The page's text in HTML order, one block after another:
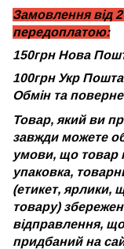
Замовлення від
передоплатою:
150грн Нова
100грн Укр Пошта
Обмін та
Товар, який ви
завжди можете
умови, що товар
упаковка,
(етикет, ярлики,
товару)
відправлення,
придбаний на